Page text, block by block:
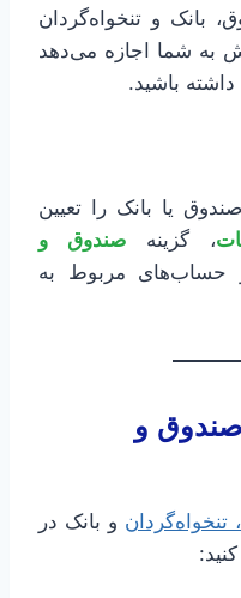
بانک و تنخواه‌گردان
به شما اجازه می‌دهد
باشید.
یا بانک را تعیین
، گزینه صندوق و
حساب‌های مربوط به
و
و بانک در